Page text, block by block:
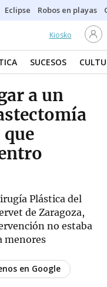
Eclipse Robos en playas
Kiosko
SUCESOS
a un
Plástica del
de Zaragoza,
no estaba
menores
en Google